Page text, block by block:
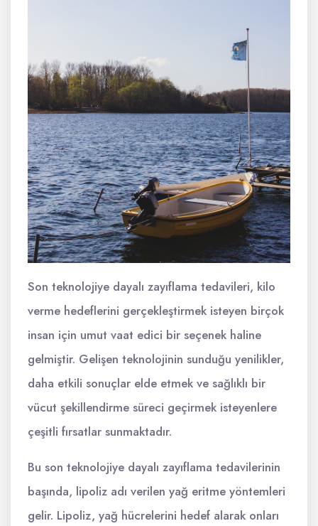
Son teknolojiye dayalı zayıflama tedavileri, kilo
verme hedeflerini gerçekleştirmek isteyen birçok
insan için umut vaat edici bir seçenek haline
gelmiştir. Gelişen teknolojinin sunduğu yenilikler,
daha etkili sonuçlar elde etmek ve sağlıklı bir
vücut şekillendirme süreci geçirmek isteyenlere
çeşitli fırsatlar sunmaktadır.
Bu son teknolojiye dayalı zayıflama tedavilerinin
başında, lipoliz adı verilen yağ eritme yöntemleri
gelir. Lipoliz, yağ hücrelerini hedef alarak onları